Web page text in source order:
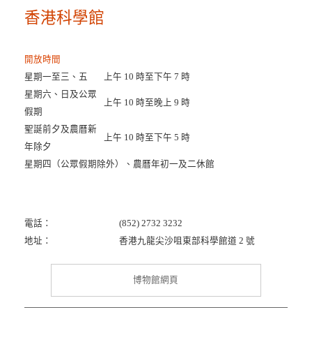
香港科學館
開放時間
星期一至三、五
上午 10 時至下午 7 時
星期六、日及公眾
假期
上午 10 時至晚上 9 時
聖誕前夕及農曆新
年除夕
上午 10 時至下午 5 時
星期四（公眾假期除外）、農曆年初一及二休館
電話：
(852) 2732 3232
地址：
香港九龍尖沙咀東部科學館道 2 號
博物館網頁